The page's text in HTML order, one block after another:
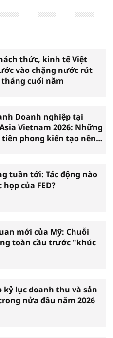
thức, kinh tế Việt
vào chặng nước rút
cuối năm
Doanh nghiệp tại
Vietnam 2026: Những
tiên phong kiến tạo nền
tuần tới: Tác động nào
của FED?
mới của Mỹ: Chuỗi
toàn cầu trước "khúc
kỷ lục doanh thu và sản
nửa đầu năm 2026